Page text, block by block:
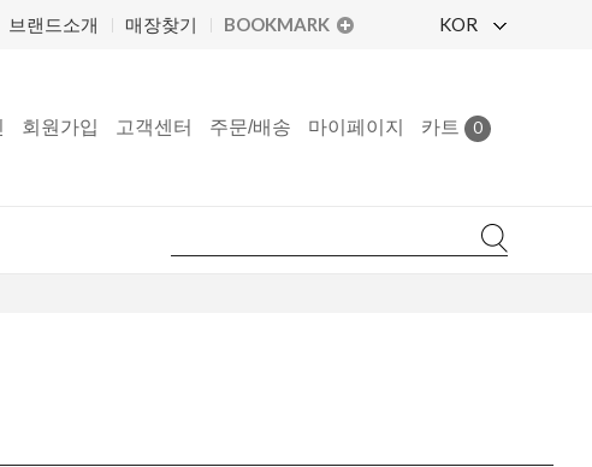
브랜드소개 매장찾기 BOOKMARK KOR
회원가입 고객센터 주문/배송 마이페이지 카트 0